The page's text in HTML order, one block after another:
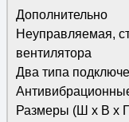
Дополнительно
Неуправляемая,
вентилятора
Два типа
Размеры (Ш х В х